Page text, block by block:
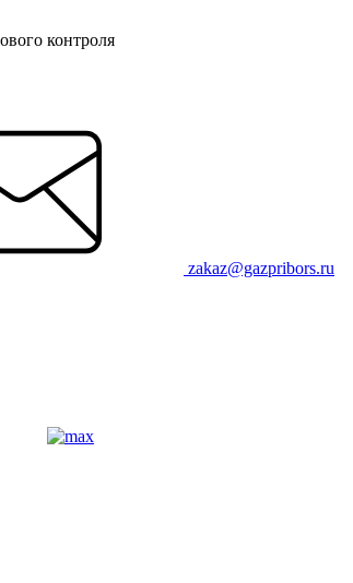
контроля
zakaz@gazpribors.ru